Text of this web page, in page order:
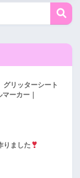
グリッターシート
ーカー｜
りました